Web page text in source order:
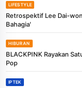
LIFESTYLE
Retrospektif Lee Dai-
Bahagia'
HIBURAN
BLACKPINK Rayakan
Pop
IPTEK